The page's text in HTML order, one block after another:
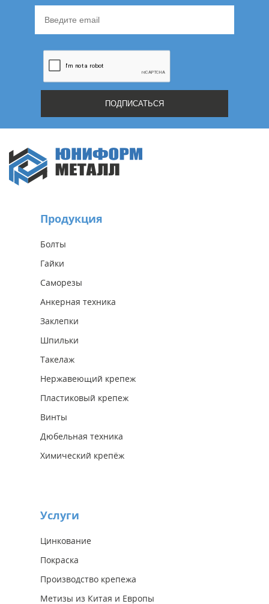
Продукция
Болты
Гайки
Саморезы
Анкерная техника
Заклепки
Шпильки
Такелаж
Нержавеющий крепеж
Пластиковый крепеж
Винты
Дюбельная техника
Химический крепёж
Услуги
Цинкование
Покраска
Производство крепежа
Метизы из Китая и Европы